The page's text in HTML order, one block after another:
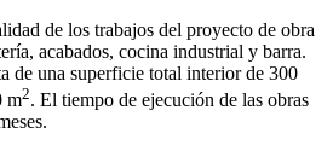
de los trabajos del proyecto de obra
acabados, cocina industrial y barra.
de una superficie total interior de 300
m2. El tiempo de ejecución de las obras